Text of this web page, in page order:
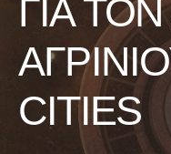
ΓΙΑ
CITIES